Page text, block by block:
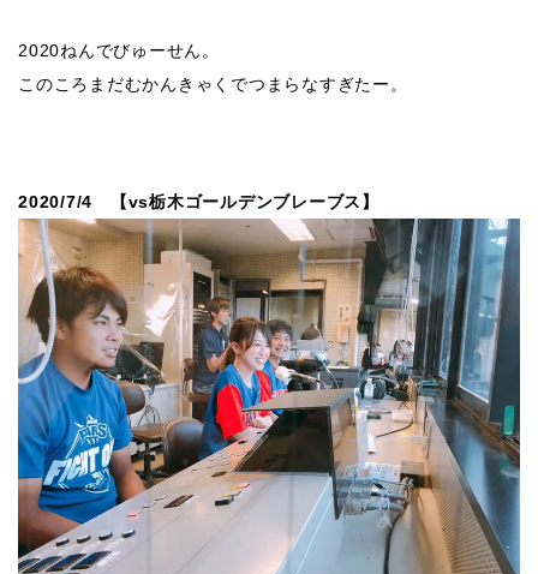
2020ねんでびゅーせん。
このころまだむかんきゃくでつまらなすぎたー。
2020/7/4 【vs栃木ゴールデンブレーブス】